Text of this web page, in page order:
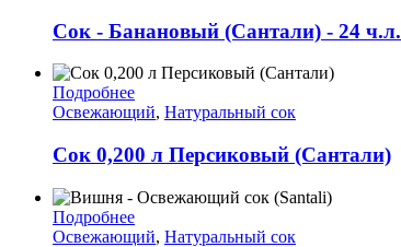
Сок - Банановый (Сантали) - 24 ч.л.
Подробнее
Освежающий, Натуральный сок
Сок 0,200 л Персиковый (Сантали)
Подробнее
Освежающий, Натуральный сок